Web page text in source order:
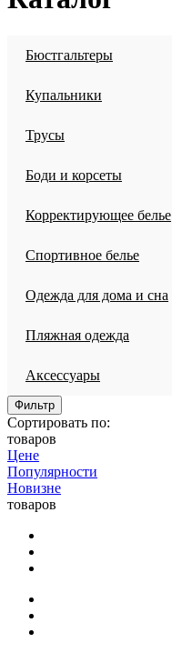
Бюстгальтеры
Купальники
Трусы
Боди и корсеты
Корректирующее белье
Спортивное белье
Одежда для дома и сна
Пляжная одежда
Аксессуары
Фильтр
Сортировать по:
товаров
Цене
Популярности
Новизне
товаров